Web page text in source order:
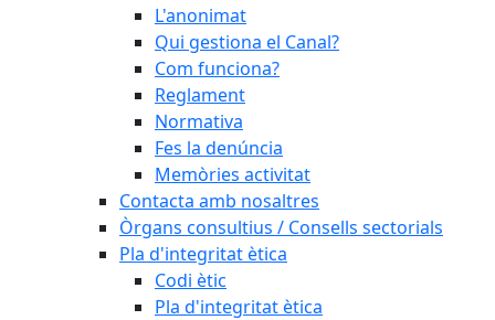
L'anonimat
Qui gestiona el Canal?
Com funciona?
Reglament
Normativa
Fes la denúncia
Memòries activitat
Contacta amb nosaltres
Òrgans consultius / Consells sectorials
Pla d'integritat ètica
Codi ètic
Pla d'integritat ètica